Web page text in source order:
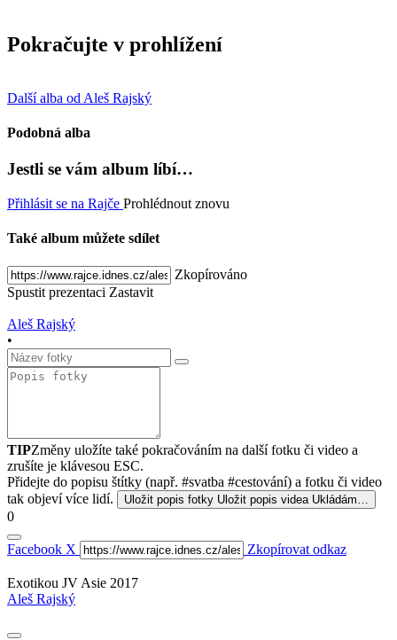
Pokračujte v prohlížení
Další alba od Aleš Rajský
Podobná alba
Jestli se vám album líbí…
Přihlásit se na Rajče Prohlédnout znovu
Také album můžete sdílet
Zkopírováno
Spustit prezentaci Zastavit
Aleš Rajský
•
TIPZměny uložíte také pokračováním na další fotku či video a
zrušíte je klávesou ESC.
Přidejte do popisu štítky (např. #svatba #cestování) a fotku či video
tak objeví více lidí.
Uložit popis fotky Uložit popis videa Ukládám…
0
Facebook X Zkopírovat odkaz
Exotikou JV Asie 2017
Aleš Rajský